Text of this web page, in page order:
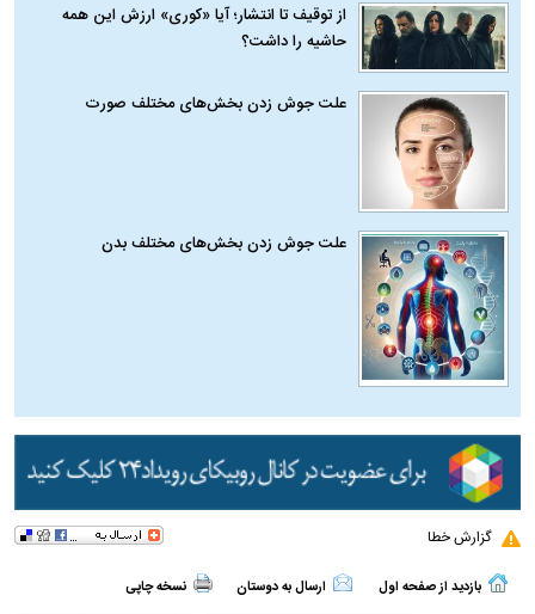
از توقیف تا انتشار؛ آیا «کوری» ارزش این همه
حاشیه را داشت؟
علت جوش زدن بخش‌های مختلف صورت
علت جوش زدن بخش‌های مختلف بدن
گزارش خطا
بازدید از صفحه اول ارسال به دوستان نسخه چاپی